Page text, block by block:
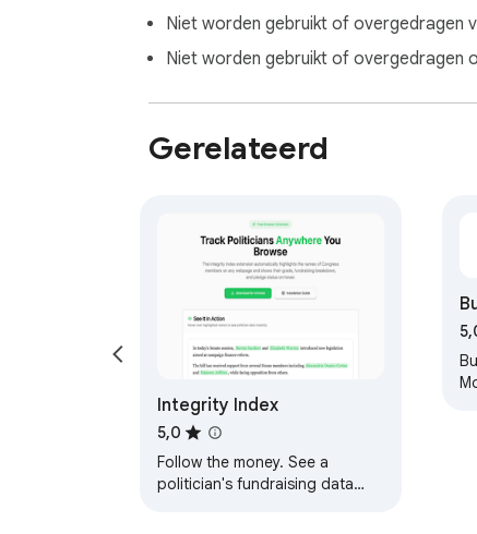
Niet worden gebruikt of overgedragen
Niet worden gebruikt of overgedragen
Gerelateerd
Integrity Index
5,0
Follow the money. See a
politician's fundraising data